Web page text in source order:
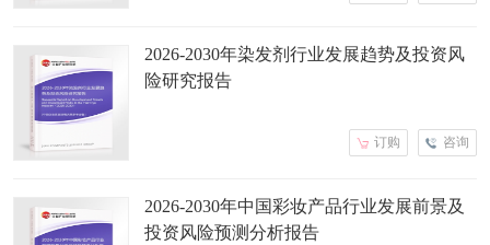
2026-2030年染发剂行业发展趋势及投资风
险研究报告
咨询
订购
2026-2030年中国彩妆产品行业发展前景及
投资风险预测分析报告